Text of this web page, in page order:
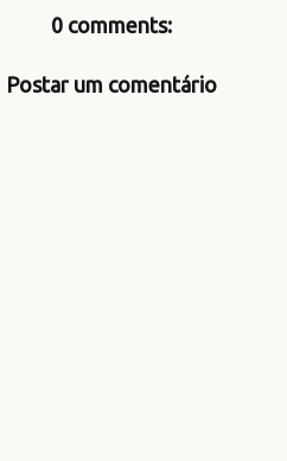
0 comments:
Postar um comentário